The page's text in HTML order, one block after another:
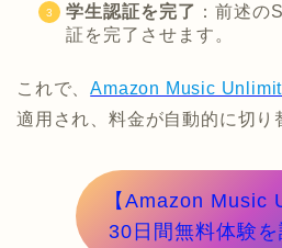
学生認証を完了 ：前述の
証を完了させます。
これで、Amazon Music
適用され、料金が自動的に切り
【Amazon Music
30日間無料体験